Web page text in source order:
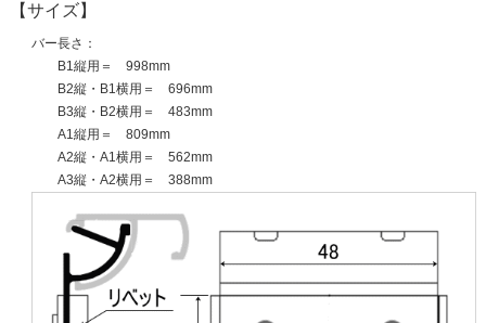
【サイズ】
バー長さ：
B1縦用＝ 998mm
B2縦・B1横用＝ 696mm
B3縦・B2横用＝ 483mm
A1縦用＝ 809mm
A2縦・A1横用＝ 562mm
A3縦・A2横用＝ 388mm